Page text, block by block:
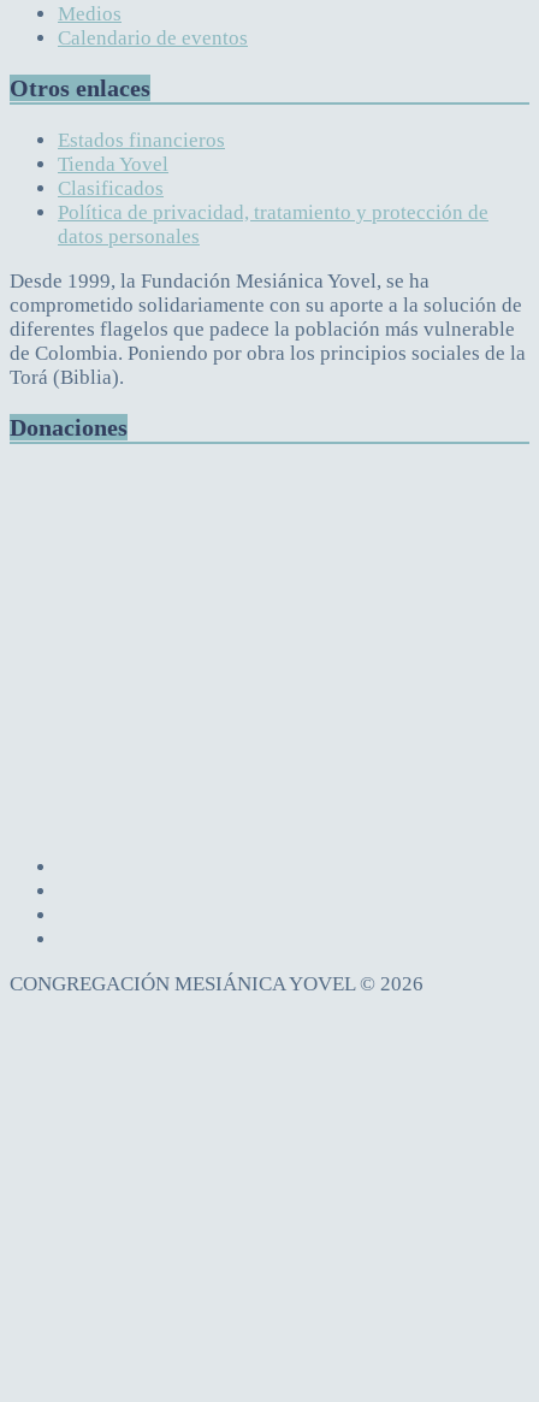
Medios
Calendario de eventos
Otros enlaces
Estados financieros
Tienda Yovel
Clasificados
Política de privacidad, tratamiento y protección de
datos personales
Desde 1999, la Fundación Mesiánica Yovel, se ha
comprometido solidariamente con su aporte a la solución de
diferentes flagelos que padece la población más vulnerable
de Colombia. Poniendo por obra los principios sociales de la
Torá (Biblia).
Donaciones
CONGREGACIÓN MESIÁNICA YOVEL © 2026